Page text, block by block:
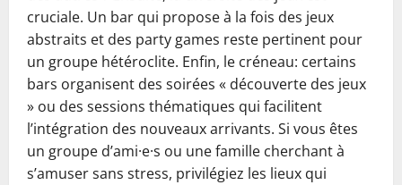
cruciale. Un bar qui propose à la fois des jeux
abstraits et des party games reste pertinent pour
un groupe hétéroclite. Enfin, le créneau: certains
bars organisent des soirées « découverte des jeux
» ou des sessions thématiques qui facilitent
l’intégration des nouveaux arrivants. Si vous êtes
un groupe d’ami·e·s ou une famille cherchant à
s’amuser sans stress, privilégiez les lieux qui